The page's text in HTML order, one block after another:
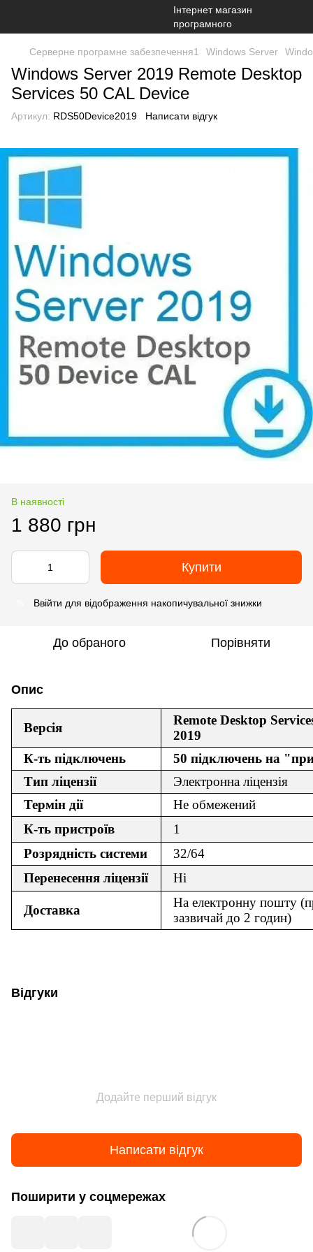
Серверне програмне забезпечення1 Windows Server
Windows Server 2019 Remote Desktop
Services 50 CAL Device
Артикул: RDS50Device2019 Написати відгук
В наявності
1 880 грн
Купити
Ввійти для відображення накопичувальної знижки
До обраного Порівняти
Опис
Версія
Remote Desktop
2019
К-ть підключень
50 підключень на
Тип ліцензії
Электронна ліцензія
Термін дії
Не обмежений
К-ть пристроїв
1
Розрядність системи
32/64
Перенесення ліцензії
Ні
Доставка
На електронну пошту
зазвичай до 2 годин)
Відгуки
Додайте перший відгук
Написати відгук
Поширити у соцмережах